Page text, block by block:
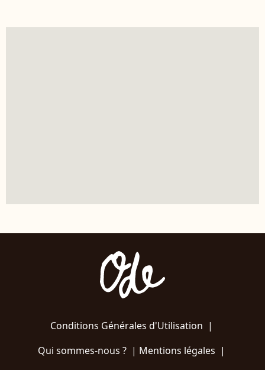
Conditions Générales d'Utilisation |
Qui sommes-nous ?| Mentions légales |